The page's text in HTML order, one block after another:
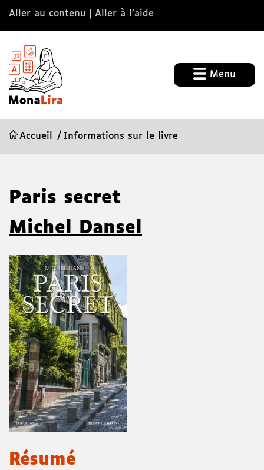
Aller au contenu Aller à l’aide
Menu
Accueil Informations sur le livre
Paris secret
Michel Dansel
Résumé